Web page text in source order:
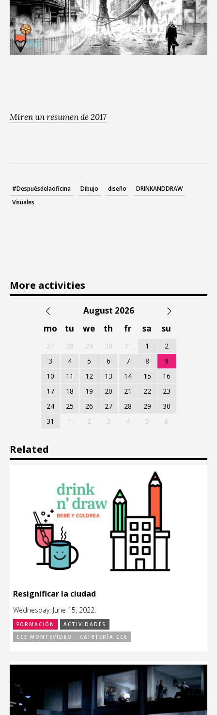
Miren un resumen de 2017
#Despuésdelaoficina Dibujo diseño
DRINKANDDRAW
Visuales
More activities
August 2026
mo
tu we th fr sa su
27 28 29 30 31 1
2
3
4 5 6 7 8
9
10
11 12 13 14 15
16
17
18 19 20 21 22
23
24
25 26 27 28 29
30
31
1 2 3 4 5 6
Related
Resignificar la ciudad
Wednesday, June 15, 2022.
FORMACIÓN
ACTIVIDADES
CCE MONTEVIDEO - CAFETERÍA CCE